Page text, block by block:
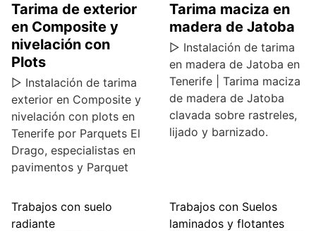
Tarima de exterior
en Composite y
nivelación con
Plots
▷ Instalación de tarima
exterior en Composite y
nivelación con plots en
Tenerife por Parquets El
Drago, especialistas en
pavimentos y Parquet
Tarima maciza en
madera de Jatoba
▷ Instalación de tarima
en madera de Jatoba en
Tenerife | Tarima maciza
de madera de Jatoba
clavada sobre rastreles,
lijado y barnizado.
Trabajos con suelo
radiante
Trabajos con Suelos
laminados y flotantes